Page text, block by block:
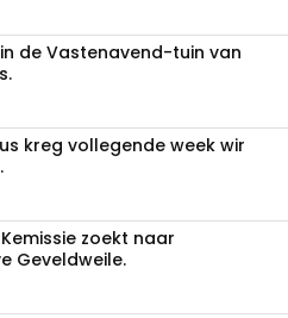
de Vastenavend-tuin van
kreg vollegende week wir
zoekt naar
Geveldweile.